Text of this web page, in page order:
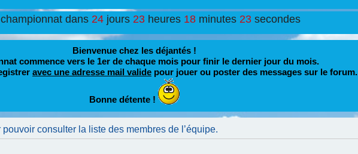
dans 24 jours 23 heures 18 minutes 23 secondes
Bienvenue chez les déjantés !
commence vers le 1er de chaque mois pour finir le dernier jour du mois.
avec une adresse mail valide pour jouer ou poster des messages sur le forum.
Bonne détente !
consulter la liste des membres de l’équipe.